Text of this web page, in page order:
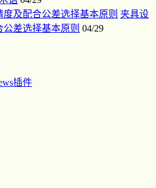
夹具设
差选择基本原则 04/29
插件